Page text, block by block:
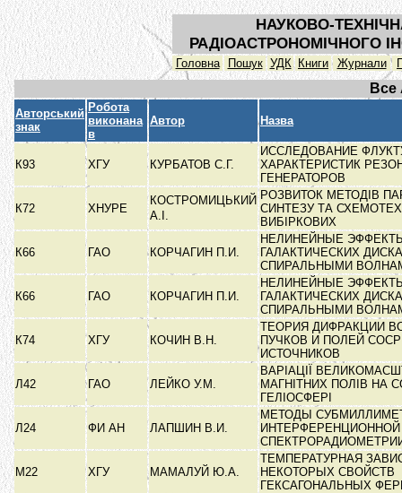
НАУКОВО-
РАДІОАСТРОНОМІЧНОГО
Головна Пошук УДК Книги Журнали
Все
Авторський
знак
Робота
виконана
в
Автор Назва
К93 ХГУ КУРБАТОВ С.Г.
ИССЛЕДОВАНИЕ
ХАРАКТЕРИСТИК
ГЕНЕРАТОРОВ
К72 ХНУРЕ
КОСТРОМИЦЬКИЙ
А.І.
РОЗВИТОК МЕТОДІВ
СИНТЕЗУ ТА
ВИБІРКОВИХ
К66 ГАО КОРЧАГИН П.И.
НЕЛИНЕЙНЫЕ
ГАЛАКТИЧЕСКИХ
СПИРАЛЬНЫМИ
К66 ГАО КОРЧАГИН П.И.
НЕЛИНЕЙНЫЕ
ГАЛАКТИЧЕСКИХ
СПИРАЛЬНЫМИ
К74 ХГУ КОЧИН В.Н.
ТЕОРИЯ ДИФРАКЦИИ
ПУЧКОВ И ПОЛЕЙ
ИСТОЧНИКОВ
Л42 ГАО ЛЕЙКО У.М.
ВАРІАЦІЇ
МАГНІТНИХ ПОЛІВ НА
ГЕЛІОСФЕРІ
Л24 ФИ АН ЛАПШИН В.И.
МЕТОДЫ
ИНТЕРФЕРЕНЦИОННОЙ
М22 ХГУ МАМАЛУЙ Ю.А.
ТЕМПЕРАТУРНАЯ
НЕКОТОРЫХ СВОЙСТВ
ГЕКСАГОНАЛЬНЫХ